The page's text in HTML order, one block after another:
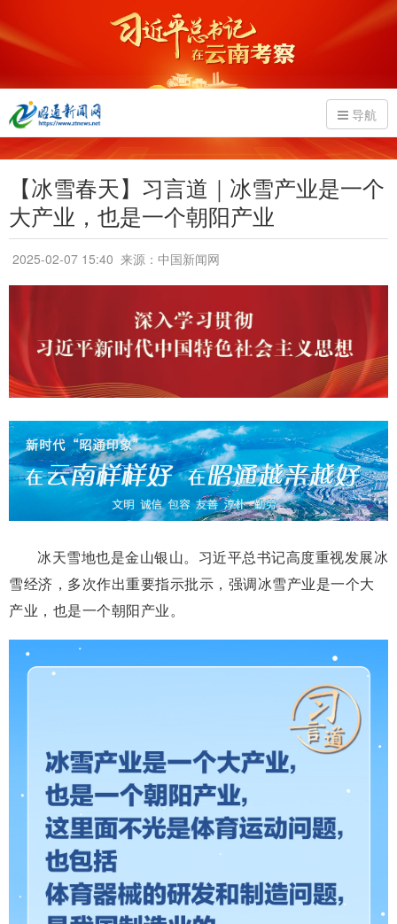
导航
【冰雪春天】习言道｜冰雪产业是一个
大产业，也是一个朝阳产业
2025-02-07 15:40 来源：中国新闻网
冰天雪地也是金山银山。习近平总书记高度重视发展冰
雪经济，多次作出重要指示批示，强调冰雪产业是一个大
产业，也是一个朝阳产业。